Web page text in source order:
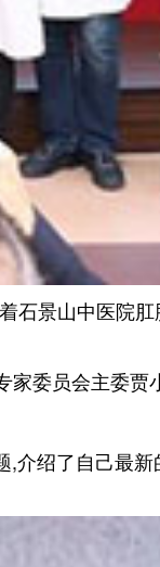
石景山中医院
委员会主委贾
,介绍了自己最